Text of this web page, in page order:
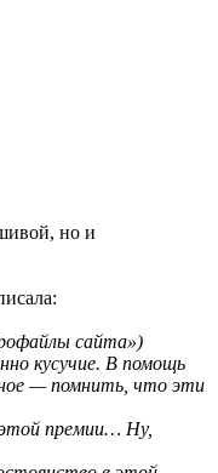
но и
сайта»)
кусучие. В помощь
— помнить, что эти
премии… Ну,